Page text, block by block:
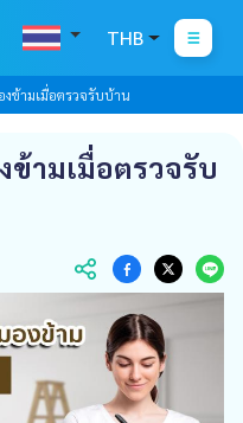
THB
ข้ามเมื่อตรวจรับบ้าน
ามเมื่อตรวจรับ